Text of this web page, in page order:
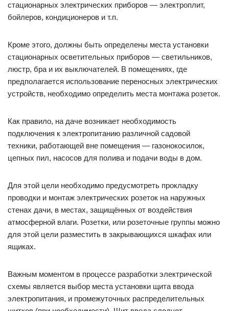
стационарных электрических приборов — электроплит,
бойлеров, кондиционеров и т.п.
Кроме этого, должны быть определены места установки
стационарных осветительных приборов — светильников,
люстр, бра и их выключателей. В помещениях, где
предполагается использование переносных электрических
устройств, необходимо определить места монтажа розеток.
Как правило, на даче возникает необходимость
подключения к электропитанию различной садовой
техники, работающей вне помещения — газонокосилок,
цепных пил, насосов для полива и подачи воды в дом.
Для этой цели необходимо предусмотреть прокладку
проводки и монтаж электрических розеток на наружных
стенах дачи, в местах, защищённых от воздействия
атмосферной влаги. Розетки, или розеточные группы можно
для этой цели разместить в закрывающихся шкафах или
ящиках.
Важным моментом в процессе разработки электрической
схемы является выбор места установки щита ввода
электропитания, и промежуточных распределительных